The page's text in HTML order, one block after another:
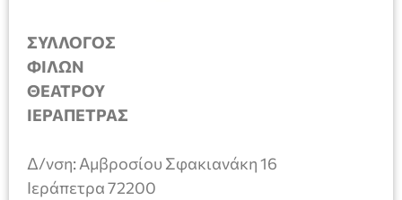
ΣΥΛΛΟΓΟΣ
ΦΙΛΩΝ
ΘΕΑΤΡΟΥ
ΙΕΡΑΠΕΤΡΑΣ
Δ/νση: Αμβροσίου Σφακιανάκη 16
Ιεράπετρα 72200